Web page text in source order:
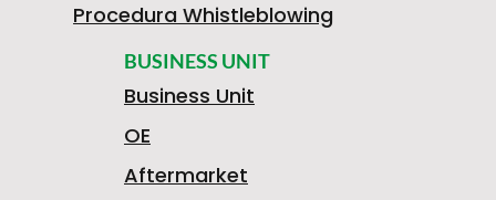
BUSINESS UNIT
Business Unit
OE
Aftermarket
Procedura Whistleblowing